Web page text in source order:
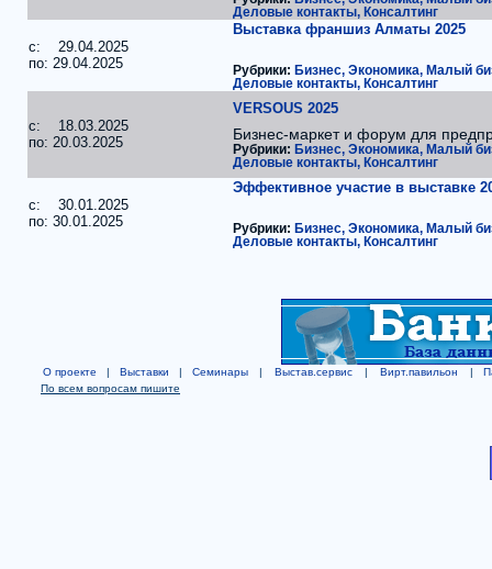
Деловые контакты, Консалтинг
c: 29.04.2025
по: 29.04.2025
Выставка франшиз Алматы 2025
Рубрики: Бизнес, Экономика, Малый
Деловые контакты, Консалтинг
c: 18.03.2025
по: 20.03.2025
VERSOUS 2025
Бизнес-маркет и форум для
Рубрики: Бизнес, Экономика, Малый
Деловые контакты, Консалтинг
c: 30.01.2025
по: 30.01.2025
Эффективное участие в выставке
Рубрики: Бизнес, Экономика, Малый
Деловые контакты, Консалтинг
О проекте | Выставки | Семинары | Выстав.сервис | Вирт.павильон |
По всем вопросам пишите